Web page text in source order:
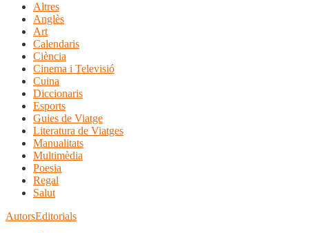
Altres
Anglès
Art
Calendaris
Ciència
Cinema i Televisió
Cuina
Diccionaris
Esports
Guies de Viatge
Literatura de Viatges
Manualitats
Multimèdia
Poesia
Regal
Salut
AutorsEditorials